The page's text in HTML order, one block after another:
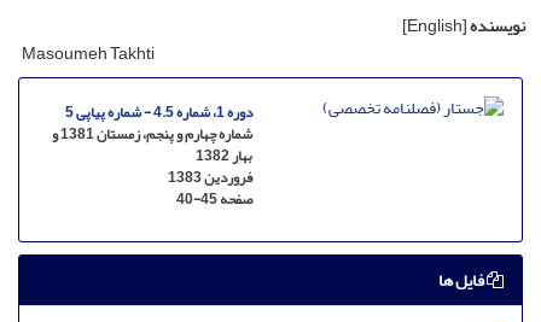
نویسنده[English]
Masoumeh Takhti
دوره 1، شماره 4.5 - شماره پیاپی 5
شماره چهارم و پنجم، زمستان 1381 و
بهار 1382
فروردین 1383
صفحه40-45
فایل ها